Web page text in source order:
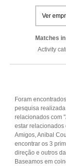
Ver
Matches
Activity
Foram
pesquisa
relacionados com
estar relacionados
Amigos, Anibal
encontrar os 3
direção e outros
Baseamos em